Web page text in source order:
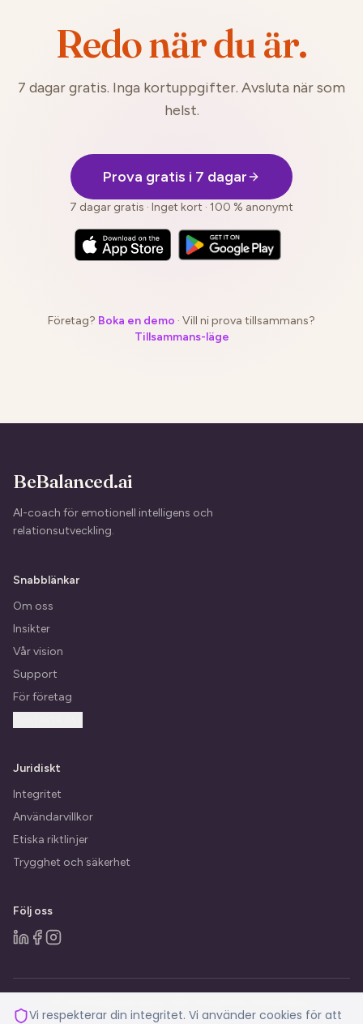
Redo när du är.
7 dagar gratis. Inga kortuppgifter. Avsluta när som
helst.
Prova gratis i 7 dagar
7 dagar gratis · Inget kort · 100 % anonymt
Företag? Boka en demo · Vill ni prova tillsammans?
Tillsammans-läge
BeBalanced.ai
AI-coach för emotionell intelligens och
relationsutveckling.
Snabblänkar
Om oss
Insikter
Vår vision
Support
För företag
Juridiskt
Integritet
Användarvillkor
Etiska riktlinjer
Trygghet och säkerhet
Följ oss
Vi respekterar din integritet. Vi använder cookies för att